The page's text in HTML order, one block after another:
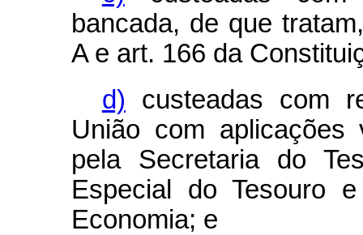
bancada, de que
A e art. 166 da
d) custeadas com
União com aplicações
pela Secretaria do
Especial do Tesouro
Economia; e